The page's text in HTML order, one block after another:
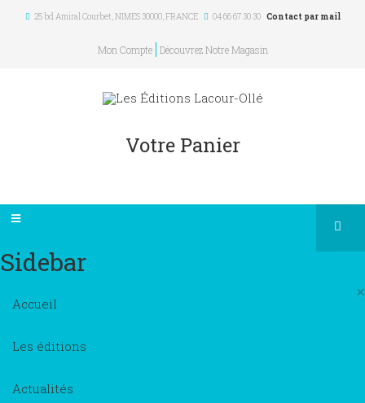
25 bd Amiral Courbet, NIMES 30000,FRANCE 04 66 67 30 30 Contact par mail
Mon Compte Découvrez Notre Magasin
Votre Panier
Sidebar
×
Accueil
Les éditions
Actualités